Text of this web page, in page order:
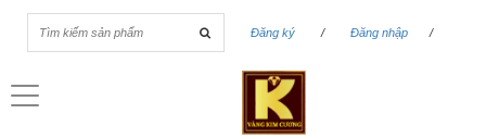
Đăng ký / Đăng nhập /
Toggle